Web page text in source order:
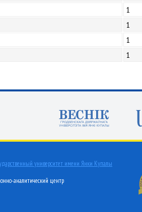
1
1
1
1
университет имени Янки Купалы
аналитический центр